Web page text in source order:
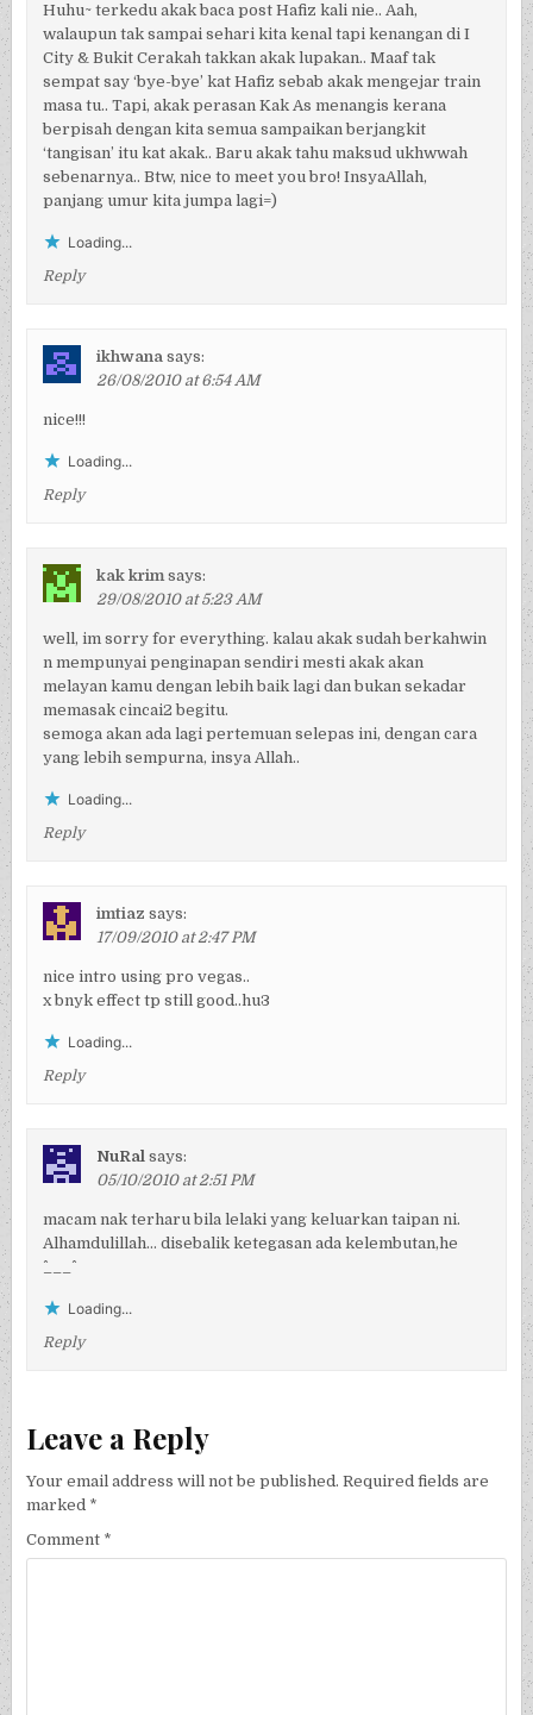
Huhu~ terkedu akak baca post Hafiz kali nie.. Aah,
walaupun tak sampai sehari kita kenal tapi kenangan di I
City & Bukit Cerakah takkan akak lupakan.. Maaf tak
sempat say ‘bye-bye’ kat Hafiz sebab akak mengejar train
masa tu.. Tapi, akak perasan Kak As menangis kerana
berpisah dengan kita semua sampaikan berjangkit
‘tangisan’ itu kat akak.. Baru akak tahu maksud ukhwwah
sebenarnya.. Btw, nice to meet you bro! InsyaAllah,
panjang umur kita jumpa lagi=)
Loading...
Reply
ikhwana says:
26/08/2010 at 6:54 AM
nice!!!
Loading...
Reply
kak krim says:
29/08/2010 at 5:23 AM
well, im sorry for everything. kalau akak sudah berkahwin
n mempunyai penginapan sendiri mesti akak akan
melayan kamu dengan lebih baik lagi dan bukan sekadar
memasak cincai2 begitu.
semoga akan ada lagi pertemuan selepas ini, dengan cara
yang lebih sempurna, insya Allah..
Loading...
Reply
imtiaz says:
17/09/2010 at 2:47 PM
nice intro using pro vegas..
x bnyk effect tp still good..hu3
Loading...
Reply
NuRal says:
05/10/2010 at 2:51 PM
macam nak terharu bila lelaki yang keluarkan taipan ni.
Alhamdulillah… disebalik ketegasan ada kelembutan,he
^___^
Loading...
Reply
Leave a Reply
Your email address will not be published. Required fields are
marked *
Comment *